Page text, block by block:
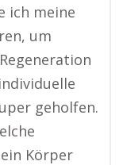
ich meine
um
geholfen.
Körper